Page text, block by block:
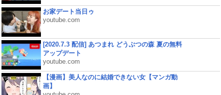
お家デート当日ゥ
youtube.com
[2020.7.3 配信] あつまれ どうぶつの森 夏の無料
アップデート
youtube.com
【漫画】美人なのに結婚できない女【マンガ動
画】